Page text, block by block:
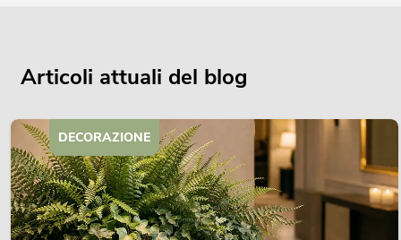
Articoli attuali del blog
DECORAZIONE